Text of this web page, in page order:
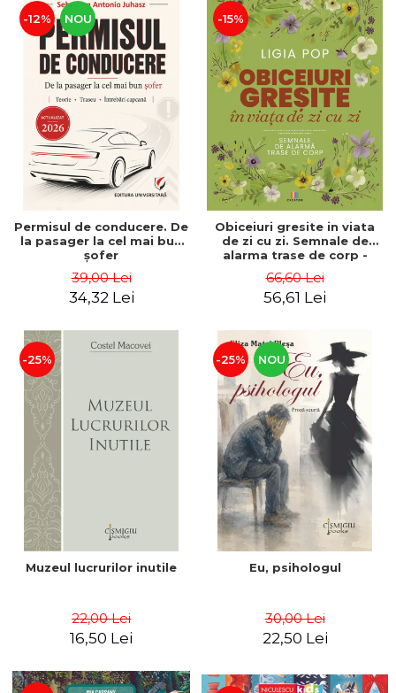
-12% NOU
Permisul de conducere. De
la pasager la cel mai bun
şofer
39,00 Lei
34,32 Lei
-15%
Obiceiuri gresite in viata
de zi cu zi. Semnale de
alarma trase de corp -
66,60 Lei
56,61 Lei
-25%
Muzeul lucrurilor inutile
22,00 Lei
16,50 Lei
-25% NOU
Eu, psihologul
30,00 Lei
22,50 Lei